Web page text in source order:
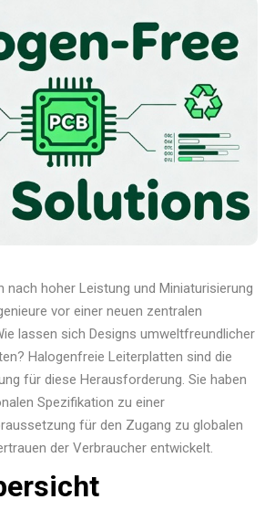
nach hoher Leistung und Miniaturisierung
vor einer neuen zentralen
lassen sich Designs umweltfreundlicher
Halogenfreie Leiterplatten sind die
für diese Herausforderung. Sie haben
Spezifikation zu einer
für den Zugang zu globalen
der Verbraucher entwickelt.